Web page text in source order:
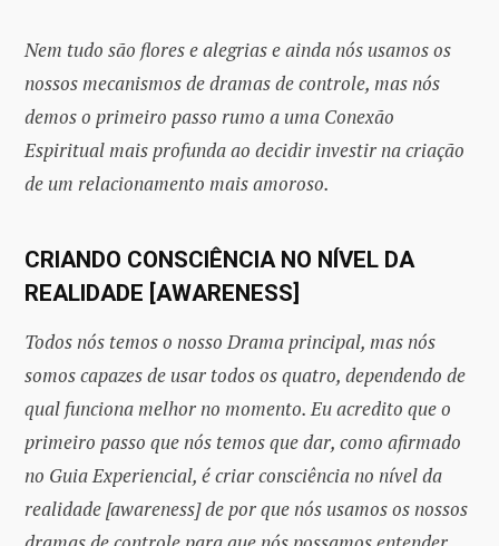
Nem tudo são flores e alegrias e ainda nós usamos os
nossos mecanismos de dramas de controle, mas nós
demos o primeiro passo rumo a uma Conexão
Espiritual mais profunda ao decidir investir na criação
de um relacionamento mais amoroso.
CRIANDO CONSCIÊNCIA NO NÍVEL DA
REALIDADE [AWARENESS]
Todos nós temos o nosso Drama principal, mas nós
somos capazes de usar todos os quatro, dependendo de
qual funciona melhor no momento. Eu acredito que o
primeiro passo que nós temos que dar, como afirmado
no Guia Experiencial, é criar consciência no nível da
realidade [awareness] de por que nós usamos os nossos